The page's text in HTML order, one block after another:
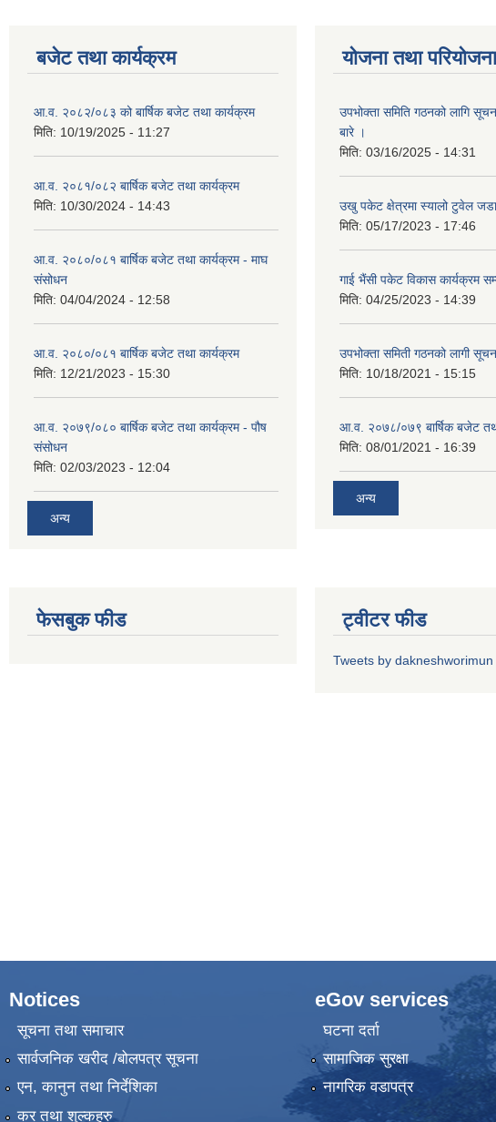
बजेट तथा कार्यक्रम
आ.व. २०८२/०८३ को बार्षिक बजेट तथा कार्यक्रम
मिति: 10/19/2025 - 11:27
आ.व. २०८१/०८२ बार्षिक बजेट तथा कार्यक्रम
मिति: 10/30/2024 - 14:43
आ.व. २०८०/०८१ बार्षिक बजेट तथा कार्यक्रम - माघ
संसोधन
मिति: 04/04/2024 - 12:58
आ.व. २०८०/०८१ बार्षिक बजेट तथा कार्यक्रम
मिति: 12/21/2023 - 15:30
आ.व. २०७९/०८० बार्षिक बजेट तथा कार्यक्रम - पौष
संसोधन
मिति: 02/03/2023 - 12:04
अन्य
योजना तथा परियोजना
उपभोक्ता समिति गठनको लागि
बारे ।
मिति: 03/16/2025 - 14:31
उखु पकेट क्षेत्रमा स्यालो टुवेल
मिति: 05/17/2023 - 17:46
गाई भैंसी पकेट विकास कार्यक्रम
मिति: 04/25/2023 - 14:39
उपभोक्ता समिती गठनको लागी
मिति: 10/18/2021 - 15:15
आ.व. २०७८/०७९ बार्षिक बजेट
मिति: 08/01/2021 - 16:39
अन्य
फेसबुक फीड ट्वीटर फीड
Tweets by dakneshworimun
Notices
सूचना तथा समाचार
सार्वजनिक खरीद /बोलपत्र सूचना
एन, कानुन तथा निर्देशिका
कर तथा शुल्कहरु
eGov services
घटना दर्ता
सामाजिक सुरक्षा
नागरिक वडापत्र